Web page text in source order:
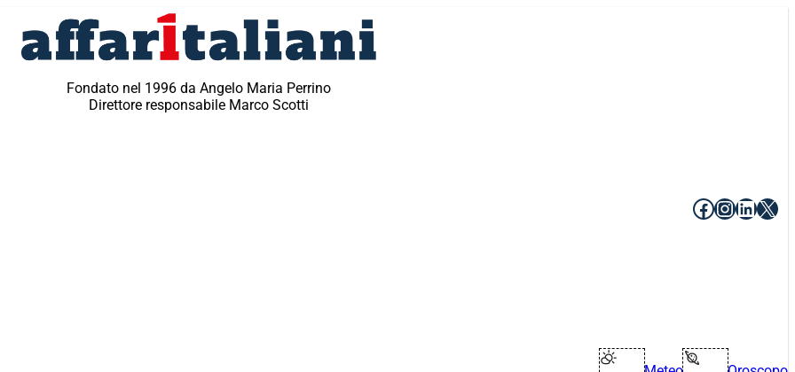
Fondato nel 1996 da Angelo Maria Perrino
Direttore responsabile Marco Scotti
Facebook
X